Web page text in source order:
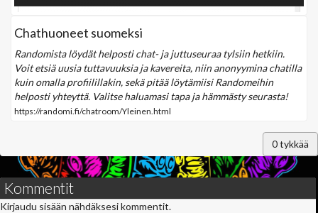
Chathuoneet suomeksi
Randomista löydät helposti chat- ja juttuseuraa tylsiin hetkiin.
Voit etsiä uusia tuttavuuksia ja kavereita, niin anonyymina chatilla
kuin omalla profiilillakin, sekä pitää löytämiisi Randomeihin
helposti yhteyttä. Valitse haluamasi tapa ja hämmästy seurasta!
https://randomi.fi/chatroom/Yleinen.html
0tykkää
Kommentit
Kirjaudu sisään nähdäksesi kommentit.